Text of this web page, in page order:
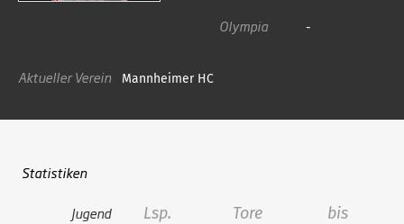
Olympia -
Aktueller Verein Mannheimer HC
Statistiken
Jugend Lsp. Tore
bis